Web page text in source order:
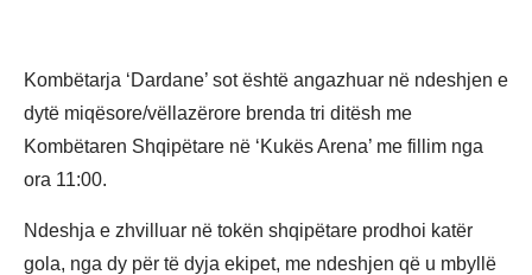
Kombëtarja ‘Dardane’ sot është angazhuar në ndeshjen e
dytë miqësore/vëllazërore brenda tri ditësh me
Kombëtaren Shqipëtare në ‘Kukës Arena’ me fillim nga
ora 11:00.
Ndeshja e zhvilluar në tokën shqipëtare prodhoi katër
gola, nga dy për të dyja ekipet, me ndeshjen që u mbyllë